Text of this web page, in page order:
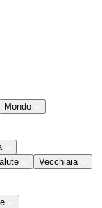
Mondo
Vecchiaia